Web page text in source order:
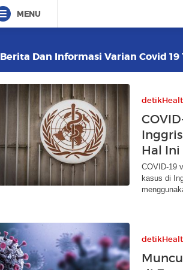
MENU
Berita Dan Informasi Varian Covid
Hal Ini
COVID-19
kasus di